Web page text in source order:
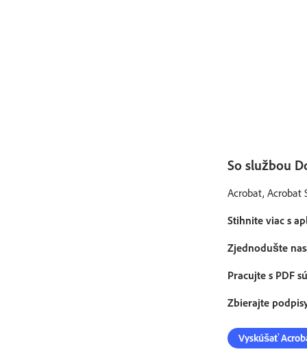
So službou
Acrobat, Acrobat
Stihnite viac s
Zjednodušte
Pracujte s PDF
Zbierajte
Vyskúšať